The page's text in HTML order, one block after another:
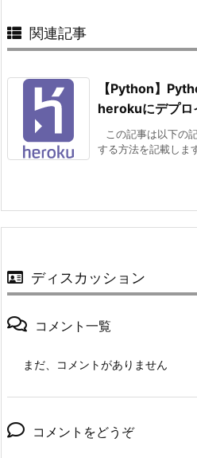
関連記事
【Python】
herokuにデプロ
この記事は以下の
する方法を記載しま
ディスカッション
コメント一覧
まだ、コメントがありません
コメントをどうぞ